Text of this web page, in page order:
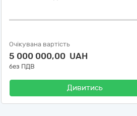
Очікувана вартість
5 000 000,00 UAH
без ПДВ
Дивитись